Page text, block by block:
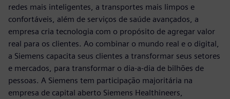
redes mais inteligentes, a transportes mais limpos e
confortáveis, além de serviços de saúde avançados, a
empresa cria tecnologia com o propósito de agregar valor
real para os clientes. Ao combinar o mundo real e o digital,
a Siemens capacita seus clientes a transformar seus setores
e mercados, para transformar o dia-a-dia de bilhões de
pessoas. A Siemens tem participação majoritária na
empresa de capital aberto Siemens Healthineers,